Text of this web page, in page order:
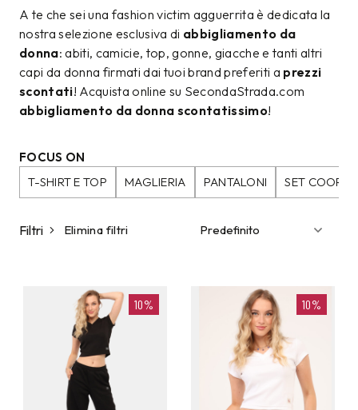
A te che sei una fashion victim agguerrita è dedicata la
nostra selezione esclusiva di abbigliamento da
donna: abiti, camicie, top, gonne, giacche e tanti altri
capi da donna firmati dai tuoi brand preferiti a prezzi
scontati! Acquista online su SecondaStrada.com
abbigliamento da donna scontatissimo!
FOCUS ON
T-SHIRT E TOP
MAGLIERIA PANTALONI SET
Filtri Elimina filtri
10% 10%